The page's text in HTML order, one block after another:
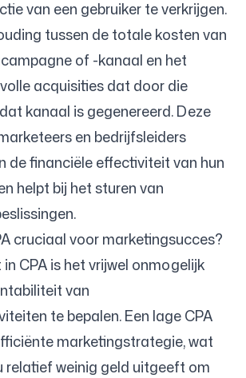
van een gebruiker te verkrijgen.
tussen de totale kosten van
of -kanaal en het
acquisities dat door die
kanaal is gegenereerd. Deze
en bedrijfsleiders
de financiële effectiviteit van hun
helpt bij het sturen van
cruciaal voor marketingsucces?
CPA is het vrijwel onmogelijk
van
te bepalen. Een lage CPA
marketingstrategie, wat
relatief weinig geld uitgeeft om